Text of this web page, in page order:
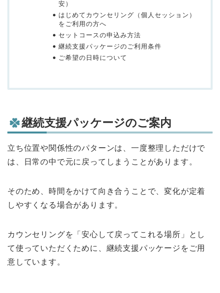
安）
はじめてカウンセリング（個人セッション）
をご利用の方へ
セットコースの申込み方法
継続支援パッケージのご利用条件
ご希望の日時について
継続支援パッケージのご案内
立ち位置や関係性のパターンは、一度整理しただけで
は、日常の中で元に戻ってしまうことがあります。
そのため、時間をかけて向き合うことで、変化が定着
しやすくなる場合があります。
カウンセリングを「安心して戻ってこれる場所」とし
て使っていただくために、継続支援パッケージをご用
意しています。